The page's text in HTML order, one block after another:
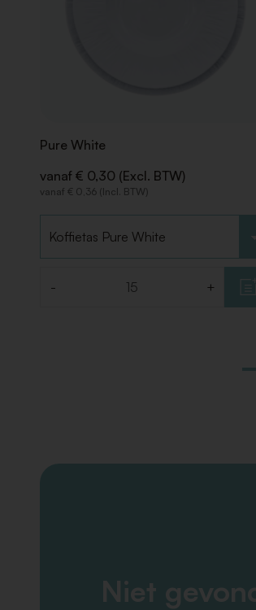
Pure White
vanaf € 0,30 (Excl. BTW)
vanaf € 0,36 (Incl. BTW)
- +
Niet